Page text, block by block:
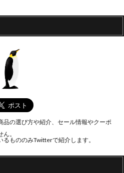
品の選び方や紹介、セール情報やクーポ
。
もののみTwitterで紹介します。